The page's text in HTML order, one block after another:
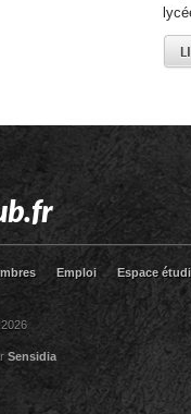
Emploi Espace
2026
Sensidia
FacebookTwitter